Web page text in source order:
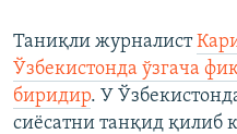
Таниқли журналист
Ўзбекистонда ўзгача
биридир. У
сиёсатни танқид қилиб